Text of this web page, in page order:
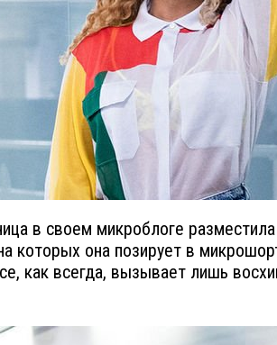
в своем микроблоге
которых она позирует в
как всегда, вызывает лишь